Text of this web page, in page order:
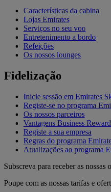
Características da cabina
Lojas Emirates
Serviços no seu voo
Entretenimento a bordo
Refeições
Os nossos lounges
Fidelização
Inicie sessão em Emirates
Registe-se no programa
Os nossos parceiros
Vantagens Business
Registe a sua empresa
Regras do programa
Atualizações ao programa
Subscreva para receber as nossas
Poupe com as nossas tarifas e